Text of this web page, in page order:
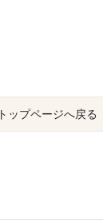
トップページへ戻る